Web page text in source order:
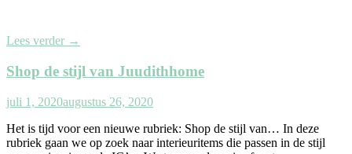
Lees verder →
Shop de stijl van Juudithhome
juli 1, 2020augustus 26, 2020
Het is tijd voor een nieuwe rubriek: Shop de stijl van… In deze
rubriek gaan we op zoek naar interieuritems die passen in de stijl